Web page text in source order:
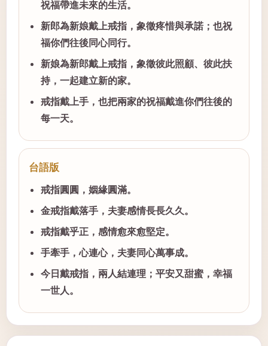
祝福帶進未來的生活。
新郎為新娘戴上戒指，象徵疼惜與承諾；也祝
福你們往後同心同行。
新娘為新郎戴上戒指，象徵彼此照顧、彼此扶
持，一起建立新的家。
戒指戴上手，也把兩家的祝福戴進你們往後的
每一天。
台語版
戒指圓圓，姻緣圓滿。
金戒指戴落手，夫妻感情長長久久。
戒指戴乎正，感情愈來愈堅定。
手牽手，心連心，夫妻同心萬事成。
今日戴戒指，兩人結連理；平安又甜蜜，幸福
一世人。